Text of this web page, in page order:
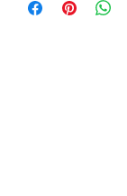
BIO Ricinus